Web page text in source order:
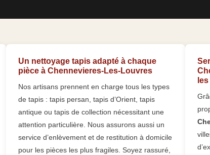
Un nettoyage tapis adapté à chaque
pièce à Chennevieres-Les-Louvres
Nos artisans prennent en charge tous les types
de tapis : tapis persan, tapis d’Orient, tapis
antique ou tapis de collection nécessitant une
attention particulière. Nous assurons aussi un
service d’enlèvement et de restitution à domicile
pour les pièces les plus fragiles. Soyez rassuré,